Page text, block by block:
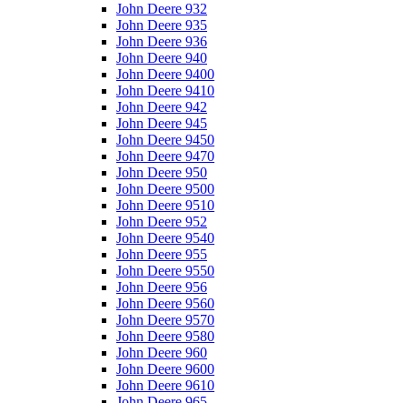
John Deere 932
John Deere 935
John Deere 936
John Deere 940
John Deere 9400
John Deere 9410
John Deere 942
John Deere 945
John Deere 9450
John Deere 9470
John Deere 950
John Deere 9500
John Deere 9510
John Deere 952
John Deere 9540
John Deere 955
John Deere 9550
John Deere 956
John Deere 9560
John Deere 9570
John Deere 9580
John Deere 960
John Deere 9600
John Deere 9610